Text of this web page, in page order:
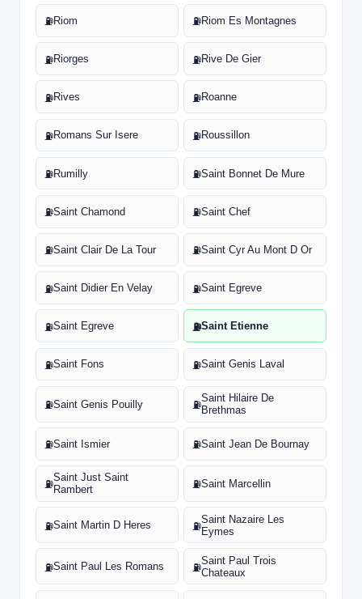
⛽Riom ⛽Riom Es Montagnes
⛽Riorges ⛽Rive De Gier
⛽Rives ⛽Roanne
⛽Romans Sur Isere ⛽Roussillon
⛽Rumilly ⛽Saint Bonnet De Mure
⛽Saint Chamond ⛽Saint Chef
⛽Saint Clair De La Tour ⛽Saint Cyr Au Mont D Or
⛽Saint Didier En Velay ⛽Saint Egreve
⛽Saint Egreve ⛽Saint Etienne
⛽Saint Fons ⛽Saint Genis Laval
⛽Saint Genis Pouilly ⛽
Saint Hilaire De
Brethmas
⛽Saint Ismier ⛽Saint Jean De Bournay
⛽
Saint Just Saint
Rambert
⛽Saint Marcellin
⛽Saint Martin D Heres ⛽
Saint Nazaire Les
Eymes
⛽Saint Paul Les Romans ⛽
Saint Paul Trois
Chateaux